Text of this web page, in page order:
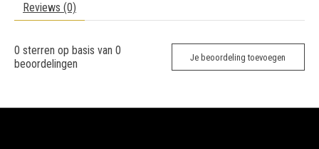
Reviews (0)
0 sterren op basis van 0
beoordelingen
Je beoordeling toevoegen